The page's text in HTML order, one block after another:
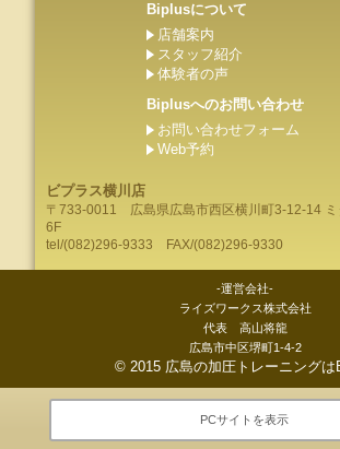
Biplusについて
店舗案内
スタッフ紹介
体験者の声
Biplusへのお問い合わせ
お問い合わせフォーム
Web予約
ビプラス横川店
〒733-0011 広島県広島市西区横川町3-12-14
6F
tel/(082)296-9333 FAX/(082)296-9330
-運営会社-
ライズワークス株式会社
代表 高山将龍
広島市中区堺町1-4-2
© 2015 広島の加圧トレーニングは
PCサイトを表示